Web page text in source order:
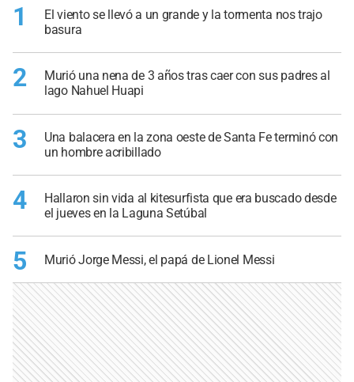
1
El viento se llevó a un grande y la tormenta nos trajo
basura
2
Murió una nena de 3 años tras caer con sus padres al
lago Nahuel Huapi
3
Una balacera en la zona oeste de Santa Fe terminó con
un hombre acribillado
4
Hallaron sin vida al kitesurfista que era buscado desde
el jueves en la Laguna Setúbal
5 Murió Jorge Messi, el papá de Lionel Messi